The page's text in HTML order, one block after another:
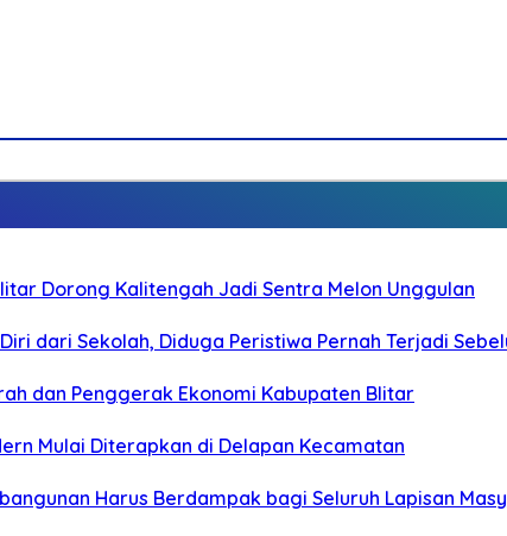
Dorong Kalitengah Jadi Sentra Melon Unggulan
dari Sekolah, Diduga Peristiwa Pernah Terjadi
dan Penggerak Ekonomi Kabupaten Blitar
Mulai Diterapkan di Delapan Kecamatan
Harus Berdampak bagi Seluruh Lapisan